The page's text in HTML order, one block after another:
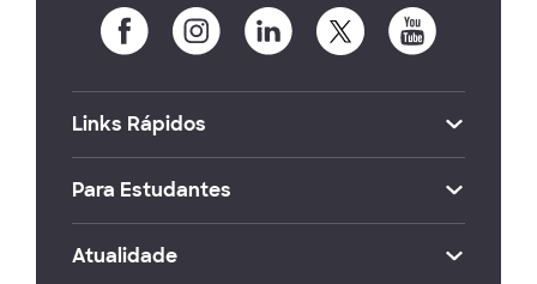
Links Rápidos
Para Estudantes
Atualidade